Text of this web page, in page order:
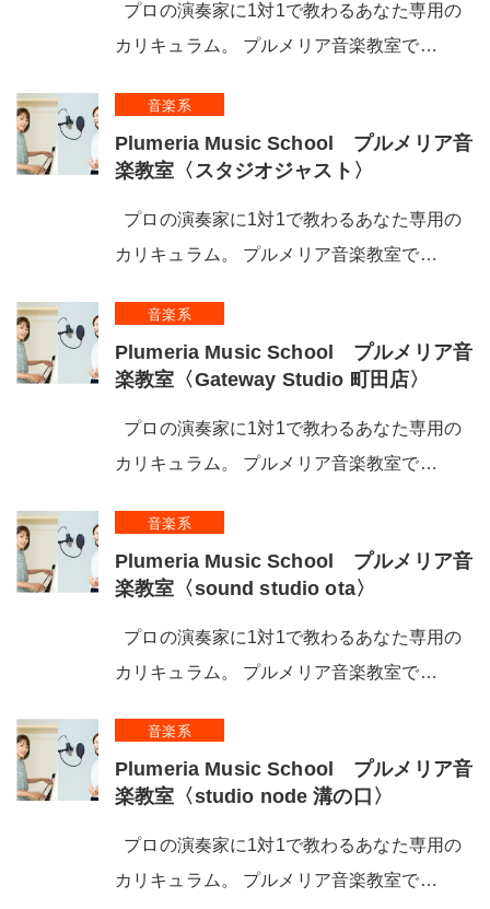
プロの演奏家に1対1で教わるあなた専用の
カリキュラム。 プルメリア音楽教室で…
音楽系
Plumeria Music School プルメリア音
楽教室〈スタジオジャスト〉
プロの演奏家に1対1で教わるあなた専用の
カリキュラム。 プルメリア音楽教室で…
音楽系
Plumeria Music School プルメリア音
楽教室〈Gateway Studio 町田店〉
プロの演奏家に1対1で教わるあなた専用の
カリキュラム。 プルメリア音楽教室で…
音楽系
Plumeria Music School プルメリア音
楽教室〈sound studio ota〉
プロの演奏家に1対1で教わるあなた専用の
カリキュラム。 プルメリア音楽教室で…
音楽系
Plumeria Music School プルメリア音
楽教室〈studio node 溝の口〉
プロの演奏家に1対1で教わるあなた専用の
カリキュラム。 プルメリア音楽教室で…